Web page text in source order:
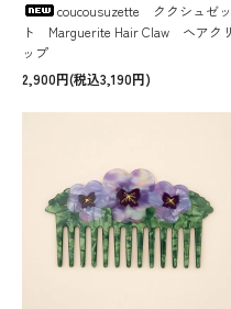
coucousuzette ククシュゼッ
ト Marguerite Hair Claw ヘアクリ
ップ
2,900円(税込3,190円)